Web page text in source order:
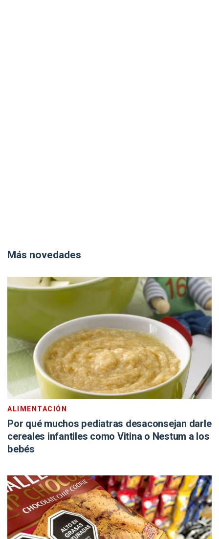
Más novedades
ALIMENTACIÓN
Por qué muchos pediatras desaconsejan darle
cereales infantiles como Vitina o Nestum a los
bebés